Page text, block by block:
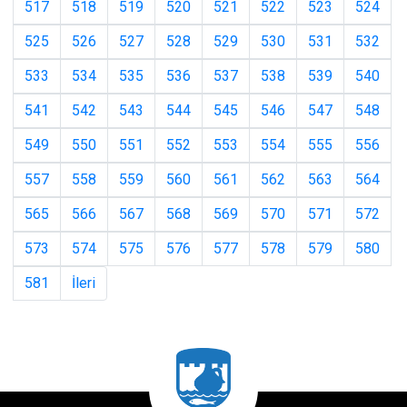
517 518 519 520 521 522 523
524
525
526 527 528 529 530 531
532
533
534 535 536 537 538 539
540
541
542 543 544 545 546 547
548
549
550 551 552 553 554 555
556
557
558 559 560 561 562 563
564
565
566 567 568 569 570 571
572
573
574 575 576 577 578 579
580
581
İleri